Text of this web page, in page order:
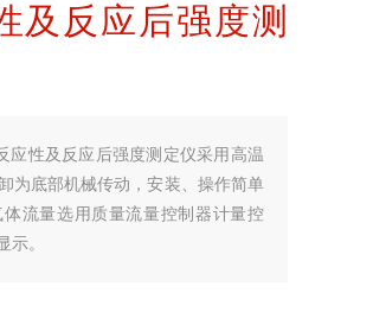
及反应后强度测
应性及反应后强度测定仪采用高温
为底部机械传动，安装、操作简单
流量选用质量流量控制器计量控
示。